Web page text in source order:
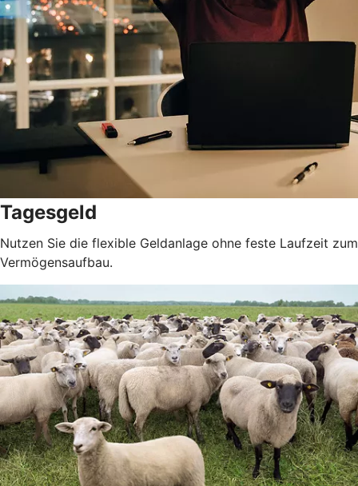
Tagesgeld
Nutzen Sie die flexible Geldanlage ohne feste Laufzeit zum
Vermögensaufbau.